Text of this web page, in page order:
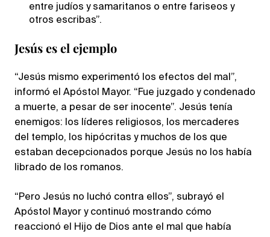
entre judíos y samaritanos o entre fariseos y
otros escribas”.
Jesús es el ejemplo
“Jesús mismo experimentó los efectos del mal”,
informó el Apóstol Mayor. “Fue juzgado y condenado
a muerte, a pesar de ser inocente”. Jesús tenía
enemigos: los líderes religiosos, los mercaderes
del templo, los hipócritas y muchos de los que
estaban decepcionados porque Jesús no los había
librado de los romanos.
“Pero Jesús no luchó contra ellos”, subrayó el
Apóstol Mayor y continuó mostrando cómo
reaccionó el Hijo de Dios ante el mal que había